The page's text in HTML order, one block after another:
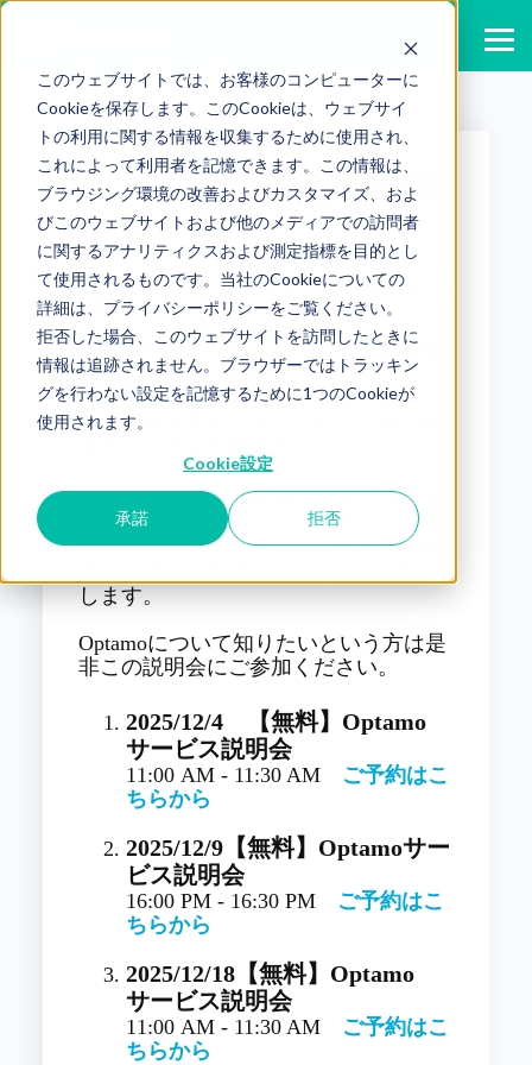
このウェブサイトでは、お客様のコンピューターに
Cookieを保存します。このCookieは、ウェブサイ
トの利用に関する情報を収集するために使用され、
これによって利用者を記憶できます。この情報は、
ブラウジング環境の改善およびカスタマイズ、およ
びこのウェブサイトおよび他のメディアでの訪問者
に関するアナリティクスおよび測定指標を目的とし
て使用されるものです。当社のCookieについての
詳細は、プライバシーポリシーをご覧ください。
拒否した場合、このウェブサイトを訪問したときに
情報は追跡されません。ブラウザーではトラッキン
グを行わない設定を記憶するために1つのCookieが
使用されます。
Cookie設定
承諾 拒否
2025年12月 説明会開催
情報
Published by株式会社モーション Optam
o事務局on2025/11/18
シフト作成に関する様々な悩みをAI技
術で解決するOptamo。
業務に必要なスキルを持った人員を、
個人の労働条件を守りながら自動で配
Optamoは、ご利用目的に合わせて2つ
のラインナップがございます。
本説明会ではそれぞれのサービスの機
します。
Optamoについて知りたいという方は是
非この説明会にご参加ください。
2025/12/4【無料】Optamo
サービス説明会
11:00 AM - 11:30 AM
ご予約はこ
ちらから
2025/12/9【無料】Optamoサー
ビス説明会
16:00 PM - 16:30 PM
ご予約はこ
ちらから
2025/12/18【無料】Optamo
サービス説明会
11:00 AM - 11:30 AM
ご予約はこ
ちらから